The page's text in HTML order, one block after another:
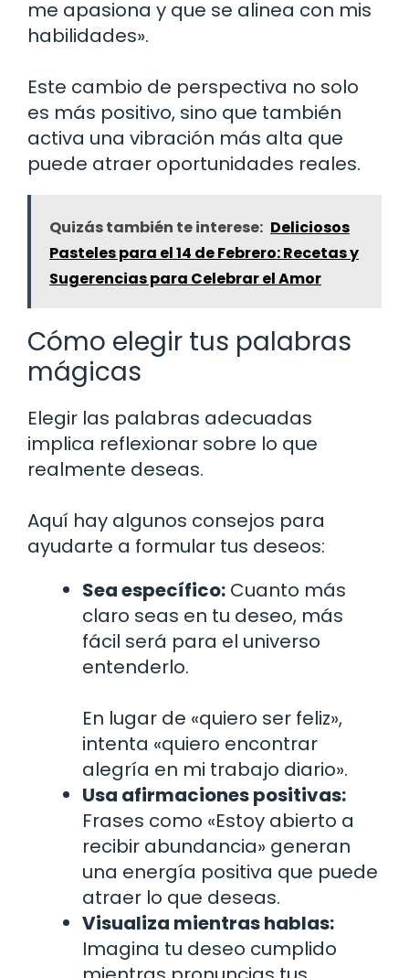
me apasiona y que se alinea con mis
habilidades».
Este cambio de perspectiva no solo
es más positivo, sino que también
activa una vibración más alta que
puede atraer oportunidades reales.
Quizás también te interese: Deliciosos
Pasteles para el 14 de Febrero: Recetas y
Sugerencias para Celebrar el Amor
Cómo elegir tus palabras
mágicas
Elegir las palabras adecuadas
implica reflexionar sobre lo que
realmente deseas.
Aquí hay algunos consejos para
ayudarte a formular tus deseos:
Sea específico: Cuanto más
claro seas en tu deseo, más
fácil será para el universo
entenderlo.
En lugar de «quiero ser feliz»,
intenta «quiero encontrar
alegría en mi trabajo diario».
Usa afirmaciones positivas:
Frases como «Estoy abierto a
recibir abundancia» generan
una energía positiva que puede
atraer lo que deseas.
Visualiza mientras hablas:
Imagina tu deseo cumplido